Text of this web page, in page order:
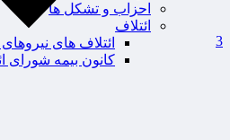
احزاب و تشکل ها
ائتلاف
ائتلاف های
کانون بیمه شورای
3